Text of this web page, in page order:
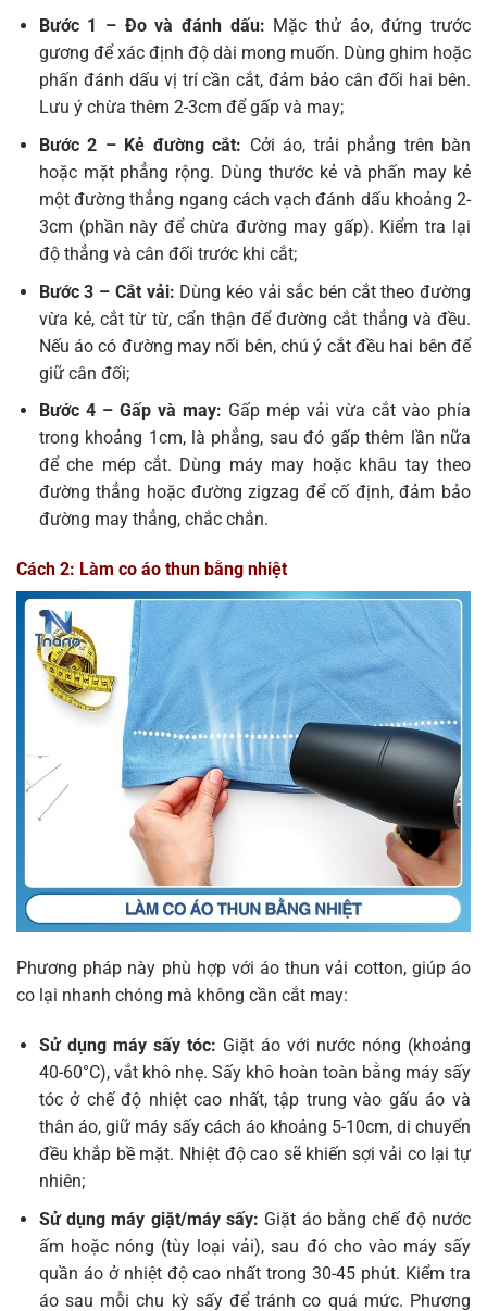
Bước 1 – Đo và đánh dấu: Mặc thử áo, đứng trước
gương để xác định độ dài mong muốn. Dùng ghim hoặc
phấn đánh dấu vị trí cần cắt, đảm bảo cân đối hai bên.
Lưu ý chừa thêm 2-3cm để gấp và may;
Bước 2 – Kẻ đường cắt: Cởi áo, trải phẳng trên bàn
hoặc mặt phẳng rộng. Dùng thước kẻ và phấn may kẻ
một đường thẳng ngang cách vạch đánh dấu khoảng 2-
3cm (phần này để chừa đường may gấp). Kiểm tra lại
độ thẳng và cân đối trước khi cắt;
Bước 3 – Cắt vải: Dùng kéo vải sắc bén cắt theo đường
vừa kẻ, cắt từ từ, cẩn thận để đường cắt thẳng và đều.
Nếu áo có đường may nối bên, chú ý cắt đều hai bên để
giữ cân đối;
Bước 4 – Gấp và may: Gấp mép vải vừa cắt vào phía
trong khoảng 1cm, là phẳng, sau đó gấp thêm lần nữa
để che mép cắt. Dùng máy may hoặc khâu tay theo
đường thẳng hoặc đường zigzag để cố định, đảm bảo
đường may thẳng, chắc chắn.
Cách 2: Làm co áo thun bằng nhiệt
Phương pháp này phù hợp với áo thun vải cotton, giúp áo
co lại nhanh chóng mà không cần cắt may:
Sử dụng máy sấy tóc: Giặt áo với nước nóng (khoảng
40-60°C), vắt khô nhẹ. Sấy khô hoàn toàn bằng máy sấy
tóc ở chế độ nhiệt cao nhất, tập trung vào gấu áo và
thân áo, giữ máy sấy cách áo khoảng 5-10cm, di chuyển
đều khắp bề mặt. Nhiệt độ cao sẽ khiến sợi vải co lại tự
nhiên;
Sử dụng máy giặt/máy sấy: Giặt áo bằng chế độ nước
ấm hoặc nóng (tùy loại vải), sau đó cho vào máy sấy
quần áo ở nhiệt độ cao nhất trong 30-45 phút. Kiểm tra
áo sau mỗi chu kỳ sấy để tránh co quá mức. Phương